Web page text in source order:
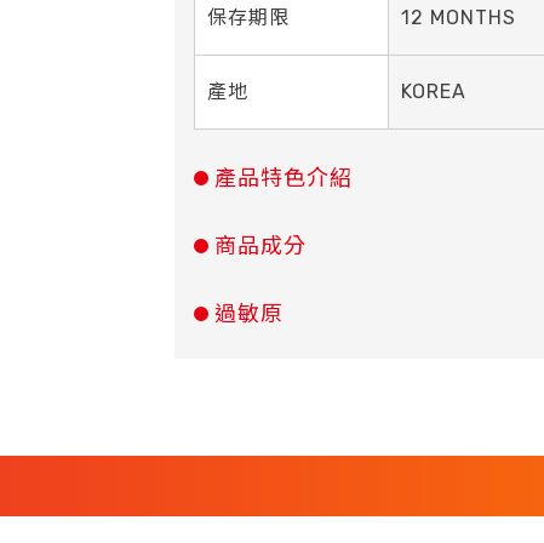
保存期限 12 MONTHS
產地 KOREA
產品特色介紹
商品成分
過敏原